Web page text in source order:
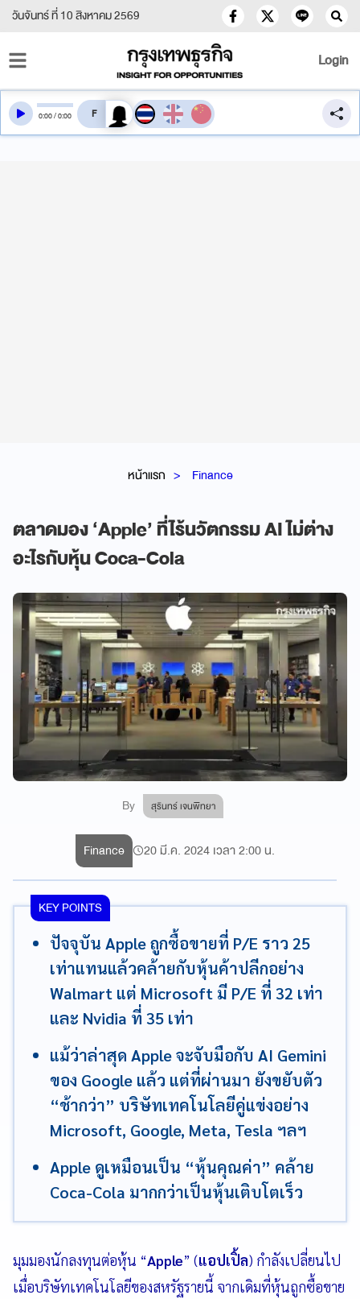
วันจันทร์ ที่ 10 สิงหาคม 2569
Login
หน้าแรก Finance
ตลาดมอง ‘Apple’ ที่ไร้นวัตกรรม AI ไม่ต่าง
อะไรกับหุ้น Coca-Cola
By สุรินทร์ เจนพิทยา
0:00/0:00 สลับเสียงอ่าน
Finance 20 มี.ค. 2024 เวลา 2:00 น.
KEY POINTS
ปัจจุบัน Apple ถูกซื้อขายที่ P/E ราว 25
เท่าแทนแล้วคล้ายกับหุ้นค้าปลีกอย่าง
Walmart แต่ Microsoft มี P/E ที่ 32 เท่า
และ Nvidia ที่ 35 เท่า
แม้ว่าล่าสุด Apple จะจับมือกับ AI Gemini
ของ Google แล้ว แต่ที่ผ่านมา ยังขยับตัว
“ช้ากว่า” บริษัทเทคโนโลยีคู่แข่งอย่าง
Microsoft, Google, Meta, Tesla ฯลฯ
Apple ดูเหมือนเป็น “หุ้นคุณค่า” คล้าย
Coca-Cola มากกว่าเป็นหุ้นเติบโตเร็ว
มุมมองนักลงทุนต่อหุ้น “Apple” (แอปเปิ้ล) กำลังเปลี่ยนไป
เมื่อบริษัทเทคโนโลยีของสหรัฐรายนี้ จากเดิมที่หุ้นถูกซื้อขาย